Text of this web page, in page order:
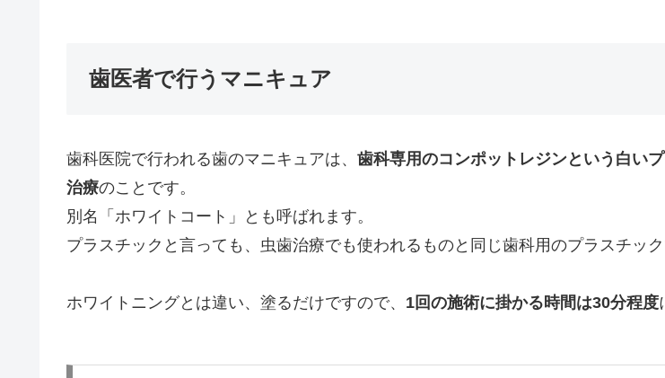
歯医者で行うマニキュア
歯科医院で行われる歯のマニキュアは、 歯科専用のコンポットレジンという白い
治療のことです。
別名「ホワイトコート」とも呼ばれます。
プラスチックと言っても、虫歯治療でも使われるものと同じ歯科用のプラスチック
ホワイトニングとは違い、塗るだけですので、 1回の施術に掛かる時間は30分程度